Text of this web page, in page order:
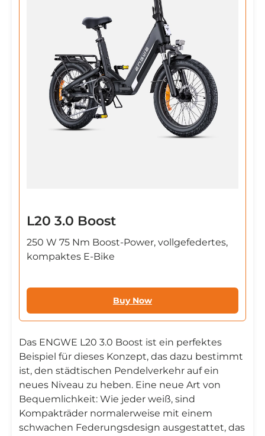
L20 3.0 Boost
250 W 75 Nm Boost-Power, vollgefedertes,
kompaktes E-Bike
Buy Now
Das ENGWE L20 3.0 Boost ist ein perfektes
Beispiel für dieses Konzept, das dazu bestimmt
ist, den städtischen Pendelverkehr auf ein
neues Niveau zu heben. Eine neue Art von
Bequemlichkeit: Wie jeder weiß, sind
Kompakträder normalerweise mit einem
schwachen Federungsdesign ausgestattet, das